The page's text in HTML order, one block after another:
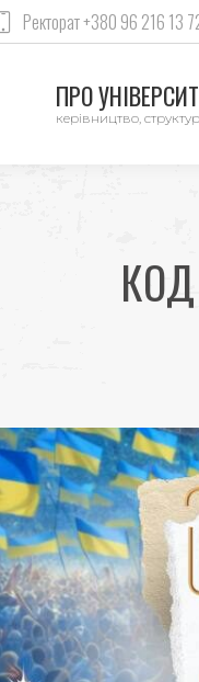
Ректорат +380 96 216 13
ПРО
керівництво,